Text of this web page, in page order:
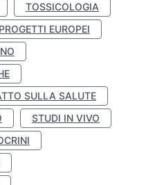
TOSSICOLOGIA
PROGETTI EUROPEI
SULLA SALUTE
STUDI IN VIVO